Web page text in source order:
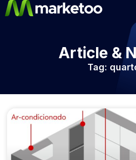
Article &
Tag: